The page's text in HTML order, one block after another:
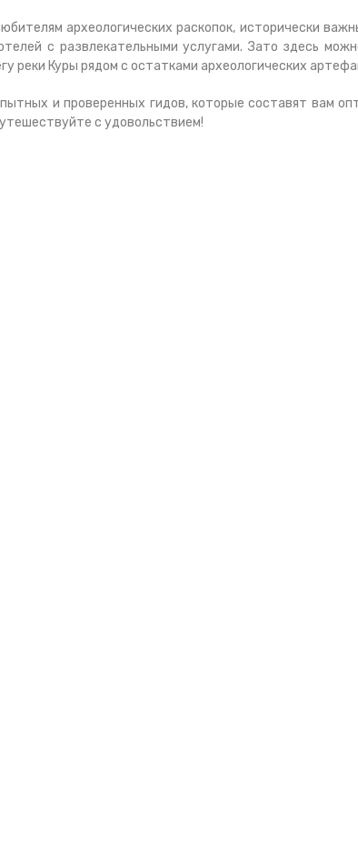
археологических раскопок, исторически
с развлекательными услугами. Зато здесь
реки Куры рядом с остатками археологических
и проверенных гидов, которые составят вам
с удовольствием!